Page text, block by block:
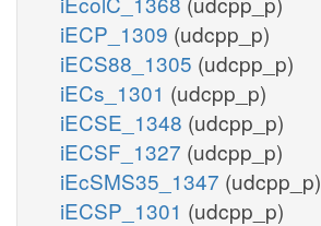
iECP_1309 (udcpp_p)
iECS88_1305 (udcpp_p)
iECs_1301 (udcpp_p)
iECSE_1348 (udcpp_p)
iECSF_1327 (udcpp_p)
iEcSMS35_1347 (udcpp_p)
iECSP_1301 (udcpp_p)